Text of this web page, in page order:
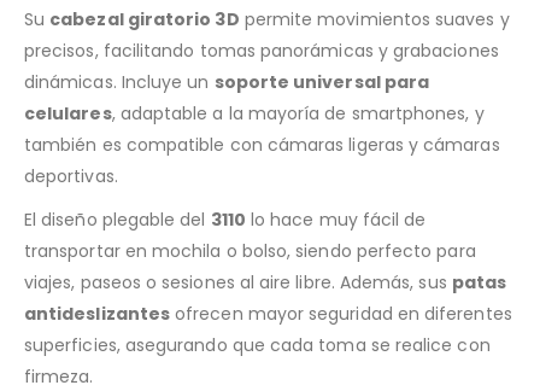
Su cabezal giratorio 3D permite movimientos suaves y
precisos, facilitando tomas panorámicas y grabaciones
dinámicas. Incluye un soporte universal para
celulares, adaptable a la mayoría de smartphones, y
también es compatible con cámaras ligeras y cámaras
deportivas.
El diseño plegable del 3110 lo hace muy fácil de
transportar en mochila o bolso, siendo perfecto para
viajes, paseos o sesiones al aire libre. Además, sus patas
antideslizantes ofrecen mayor seguridad en diferentes
superficies, asegurando que cada toma se realice con
firmeza.